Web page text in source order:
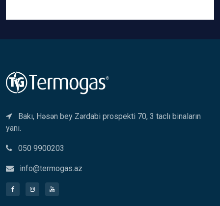
Bakı, Həsən bey Zərdabi prospekti 70, 3 taclı binaların
yanı.
050 9900203
info@termogas.az